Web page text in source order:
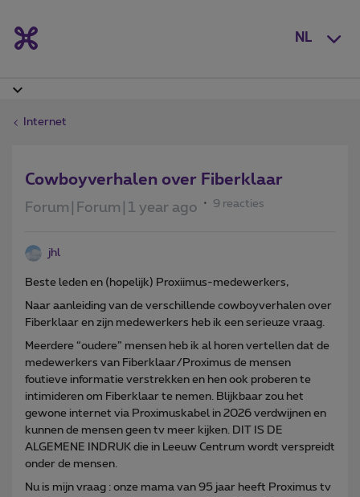
NL
Internet
Cowboyverhalen over Fiberklaar
Forum|Forum|1 year ago 9 reacties
jhl
Beste leden en (hopelijk) Proxiimus-medewerkers,
Naar aanleiding van de verschillende cowboyverhalen over
Fiberklaar en zijn medewerkers heb ik een serieuze vraag.
Meerdere “oudere” mensen heb ik al horen vertellen dat de
medewerkers van Fiberklaar/Proximus de mensen
foutieve informatie verstrekken en hen ook proberen te
intimideren om Fiberklaar te nemen. Blijkbaar zou het
gewone internet via Proximuskabel in 2026 verdwijnen en
kunnen de mensen geen tv meer kijken. DIT IS DE
ALGEMENE INDRUK die in Leeuw Centrum wordt verspreidt
onder de mensen.
Nu is mijn vraag : onze mama van 95 jaar heeft Proximus tv